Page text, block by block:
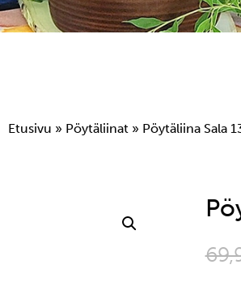
Etusivu » Pöytäliinat» Pöytäliina Sala